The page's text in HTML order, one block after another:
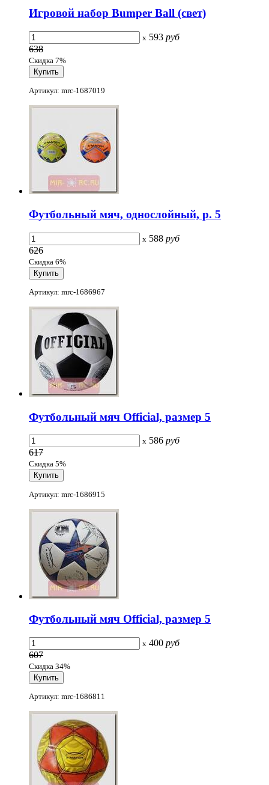
Игровой набор Bumper Ball (свет)
x 593 руб
638
Скидка 7%
Артикул: mrc-1687019
Футбольный мяч, однослойный, р. 5
x 588 руб
626
Скидка 6%
Артикул: mrc-1686967
Футбольный мяч Official, размер 5
x 586 руб
617
Скидка 5%
Артикул: mrc-1686915
Футбольный мяч Official, размер 5
x 400 руб
607
Скидка 34%
Артикул: mrc-1686811